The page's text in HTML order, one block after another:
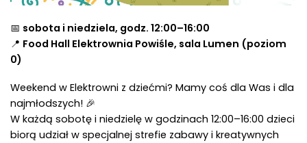
📅 sobota i niedziela, godz. 12:00–16:00
📍 Food Hall Elektrownia Powiśle, sala Lumen (poziom
0)
Weekend w Elektrowni z dziećmi? Mamy coś dla Was i dla
najmłodszych! 🎉
W każdą sobotę i niedzielę w godzinach 12:00–16:00 dzieci
biorą udział w specjalnej strefie zabawy i kreatywnych